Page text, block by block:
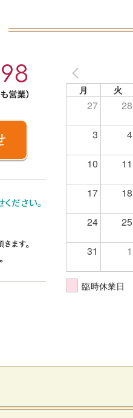
月 火
27 28
3 4
10 11
17 18
24 25
31 1
臨時休業日